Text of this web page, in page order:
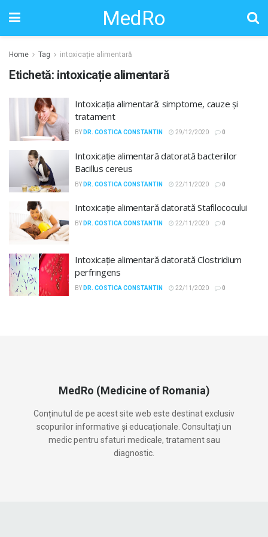
MedRo
Home Tag intoxicație alimentară
Etichetă: intoxicație alimentară
Intoxicația alimentară: simptome, cauze și
tratament
BY DR. COSTICA CONSTANTIN 29/12/2020 0
Intoxicație alimentară datorată bacteriilor
Bacillus cereus
BY DR. COSTICA CONSTANTIN 22/11/2020 0
Intoxicație alimentară datorată Stafilococului
BY DR. COSTICA CONSTANTIN 22/11/2020 0
Intoxicație alimentară datorată Clostridium
perfringens
BY DR. COSTICA CONSTANTIN 22/11/2020 0
MedRo (Medicine of Romania)
Conținutul de pe acest site web este destinat exclusiv
scopurilor informative și educaționale. Consultați un
medic pentru sfaturi medicale, tratament sau
diagnostic.